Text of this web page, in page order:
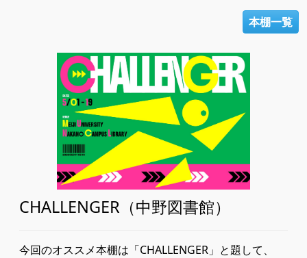
本棚一覧
CHALLENGER（中野図書館）
今回のオススメ本棚は「CHALLENGER」と題して、